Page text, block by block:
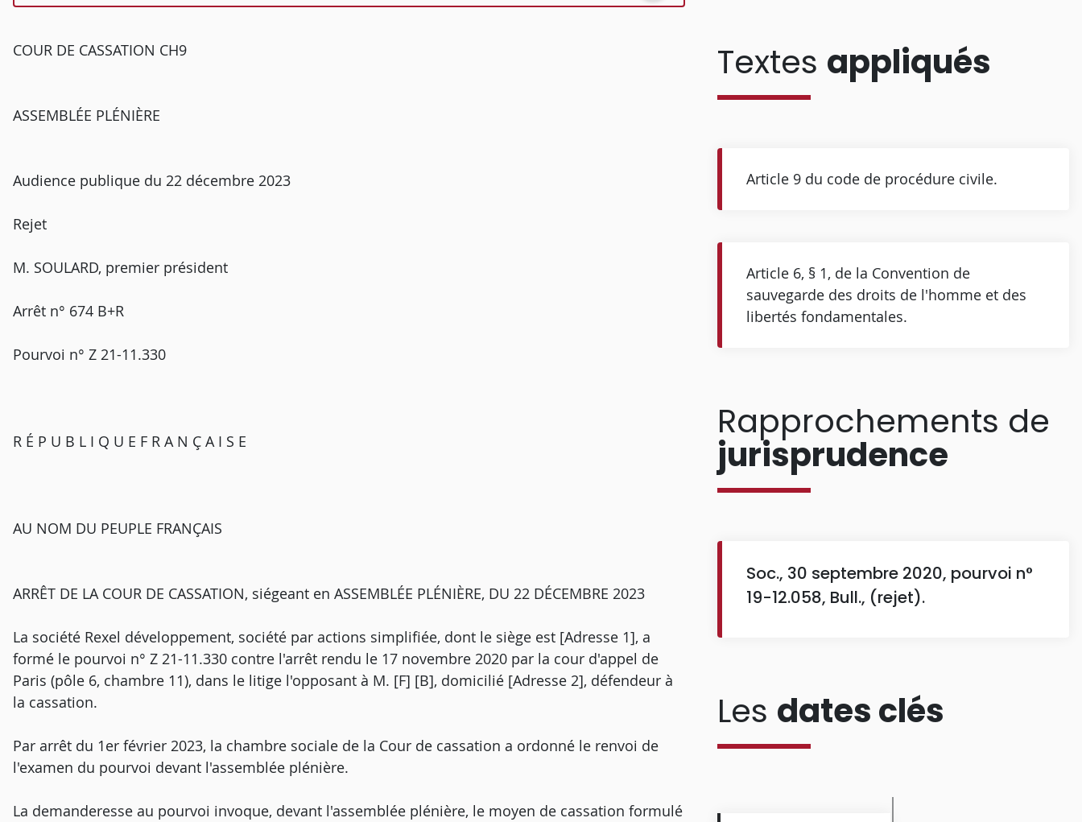
COUR DE CASSATION CH9
ASSEMBLÉE PLÉNIÈRE
Audience publique du 22 décembre 2023
Rejet
M. SOULARD, premier président
Arrêt n° 674 B+R
Pourvoi n° Z 21-11.330
R É P U B L I Q U E F R A N Ç A I S E
AU NOM DU PEUPLE FRANÇAIS
ARRÊT DE LA COUR DE CASSATION, siégeant en ASSEMBLÉE PLÉNIÈRE, DU 22 DÉCEMBRE 2023
La société Rexel développement, société par actions simplifiée, dont le siège est [Adresse 1], a
formé le pourvoi n° Z 21-11.330 contre l'arrêt rendu le 17 novembre 2020 par la cour d'appel de
Paris (pôle 6, chambre 11), dans le litige l'opposant à M. [F] [B], domicilié [Adresse 2], défendeur à
la cassation.
Par arrêt du 1er février 2023, la chambre sociale de la Cour de cassation a ordonné le renvoi de
l'examen du pourvoi devant l'assemblée plénière.
La demanderesse au pourvoi invoque, devant l'assemblée plénière, le moyen de cassation formulé
Textes appliqués
Article 9 du code de procédure civile.
Article 6, § 1, de la Convention de
sauvegarde des droits de l'homme et des
libertés fondamentales.
Rapprochements de
jurisprudence
Soc., 30 septembre 2020, pourvoi n°
19-12.058, Bull., (rejet).
Les dates clés